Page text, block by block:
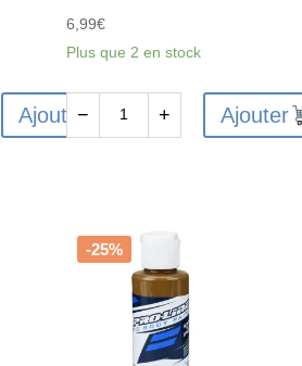
Ajouter
6,99€
Plus que 2 en stock
Peinture
− + Ajouter
-25%